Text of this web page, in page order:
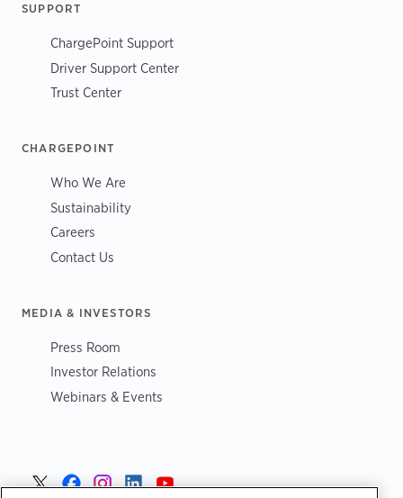
SUPPORT
ChargePoint Support
Driver Support Center
Trust Center
CHARGEPOINT
Who We Are
Sustainability
Careers
Contact Us
MEDIA & INVESTORS
Press Room
Investor Relations
Webinars & Events